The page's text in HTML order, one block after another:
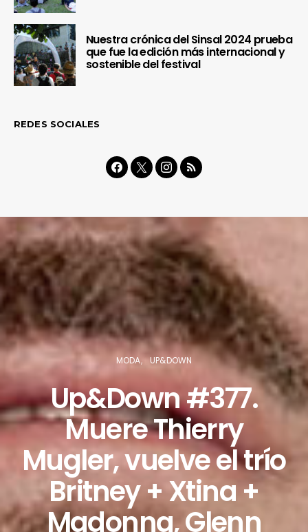
Nuestra crónica del Sinsal 2024 prueba
que fue la edición más internacional y
sostenible del festival
REDES SOCIALES
MODA UP&DOWN
Up&Down #377.
Muere Thierry
Mugler, vuelve el trío
Britney + Xtina +
Madonna, Glenn